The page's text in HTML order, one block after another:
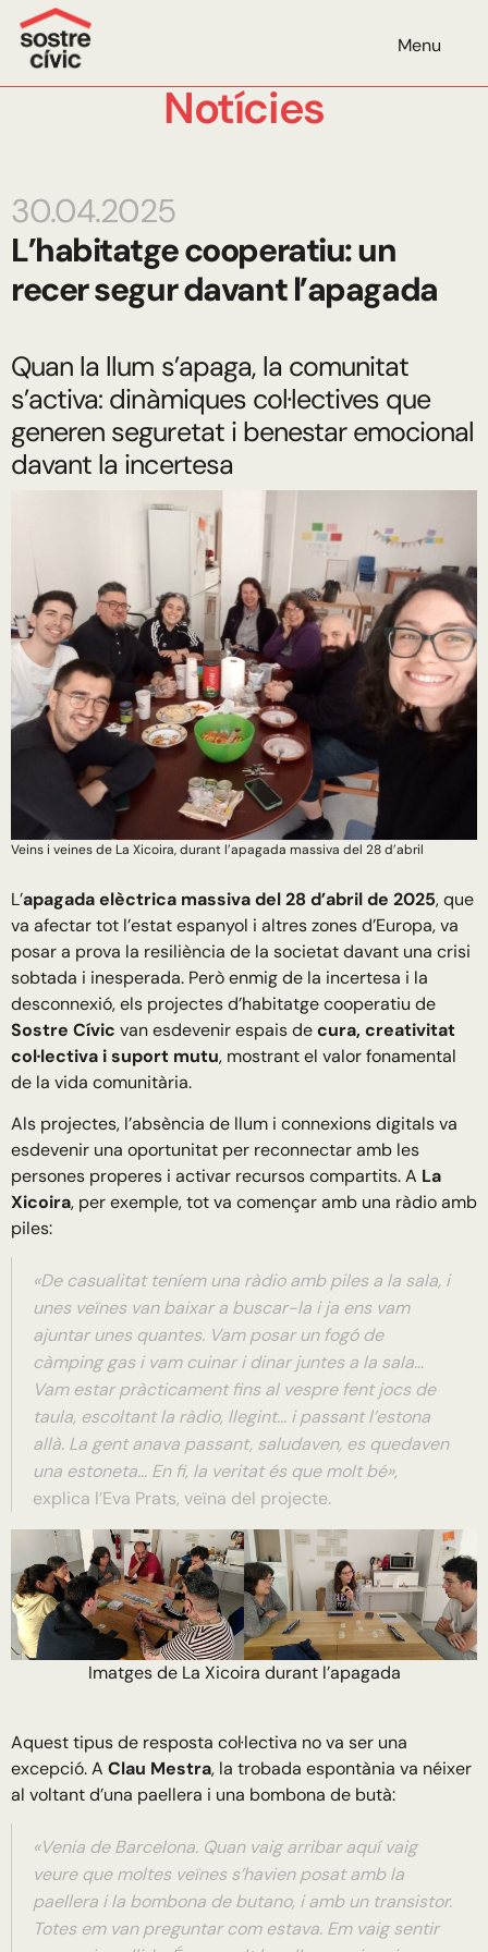
Menu
Notícies
30.04.2025
L’habitatge cooperatiu: un
recer segur davant l’apagada
Quan la llum s’apaga, la comunitat
s’activa: dinàmiques col·lectives que
generen seguretat i benestar emocional
davant la incertesa
Veins i veines de La Xicoira, durant l’apagada massiva del 28 d’abril
L’apagada elèctrica massiva del 28 d’abril de 2025, que
va afectar tot l’estat espanyol i altres zones d’Europa, va
posar a prova la resiliència de la societat davant una crisi
sobtada i inesperada. Però enmig de la incertesa i la
desconnexió, els projectes d’habitatge cooperatiu de
Sostre Cívic van esdevenir espais decura, creativitat
col·lectiva i suport mutu, mostrant el valor fonamental
de la vida comunitària.
Als projectes, l’absència de llum i connexions digitals va
esdevenir una oportunitat per reconnectar amb les
persones properes i activar recursos compartits. A La
Xicoira, per exemple, tot va començar amb una ràdio amb
piles:
«De casualitat teníem una ràdio amb piles a la sala, i
unes veïnes van baixar a buscar-la i ja ens vam
ajuntar unes quantes. Vam posar un fogó de
càmping gas i vam cuinar i dinar juntes a la sala…
Vam estar pràcticament fins al vespre fent jocs de
taula, escoltant la ràdio, llegint… i passant l’estona
allà. La gent anava passant, saludaven, es quedaven
una estoneta… En fi, la veritat és que molt bé»,
explica l’Eva Prats, veïna del projecte.
Imatges de La Xicoira durant l’apagada
Aquest tipus de resposta col·lectiva no va ser una
excepció. A Clau Mestra, la trobada espontània va néixer
al voltant d’una paellera i una bombona de butà:
«Venia de Barcelona. Quan vaig arribar aquí vaig
veure que moltes veïnes s’havien posat amb la
paellera i la bombona de butano, i amb un transistor.
Totes em van preguntar com estava. Em vaig sentir